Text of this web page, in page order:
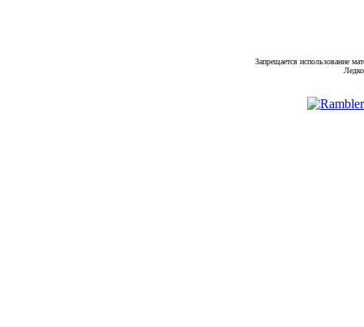
Запрещается использование